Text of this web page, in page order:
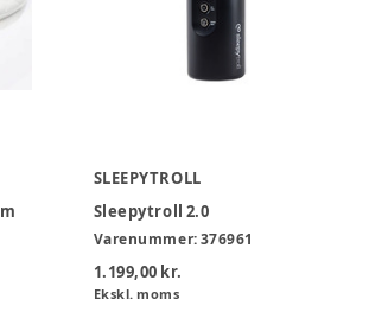
SLEEPYTROLL
Sleepytroll 2.0
Varenummer:376961
1.199,00 kr.
Ekskl. moms